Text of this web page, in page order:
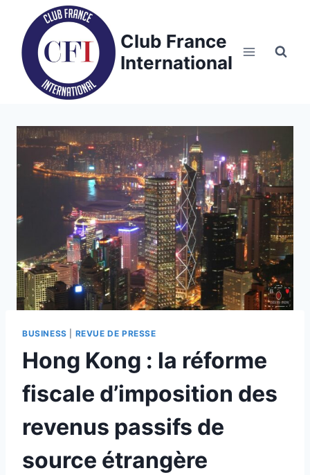
content
Club France
International
BUSINESS REVUE DE PRESSE
Hong Kong : la réforme
fiscale d’imposition des
revenus passifs de
source étrangère